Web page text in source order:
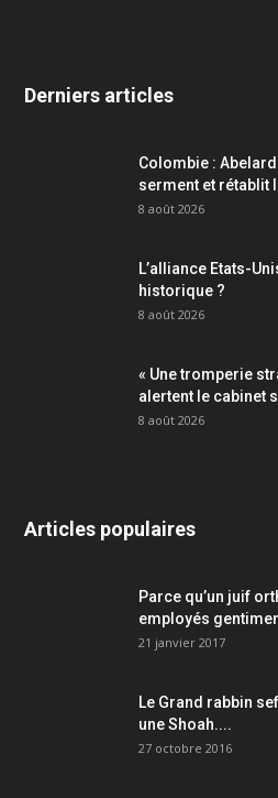
Derniers articles
Colombie :
serment et rétablit
8 août 2026
L’alliance Etats-
historique ?
8 août 2026
« Une tromperie
alertent le cabinet
8 août 2026
Articles populaires
Parce qu’un juif
employés
21 janvier 2017
Le Grand rabbin
une Shoah....
27 octobre 2016